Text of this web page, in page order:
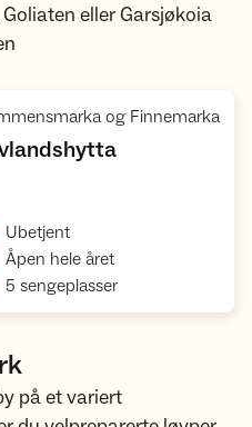
eller Garsjøkoia
og Finnemarka
,
Ubetjent,
Åpen hele året,
5 sengeplasser,
på et variert